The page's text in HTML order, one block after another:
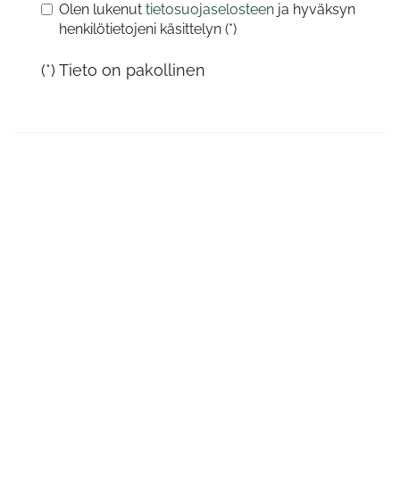
Olen lukenut tietosuojaselosteen ja hyväksyn
henkilötietojeni käsittelyn (*)
(*) Tieto on pakollinen